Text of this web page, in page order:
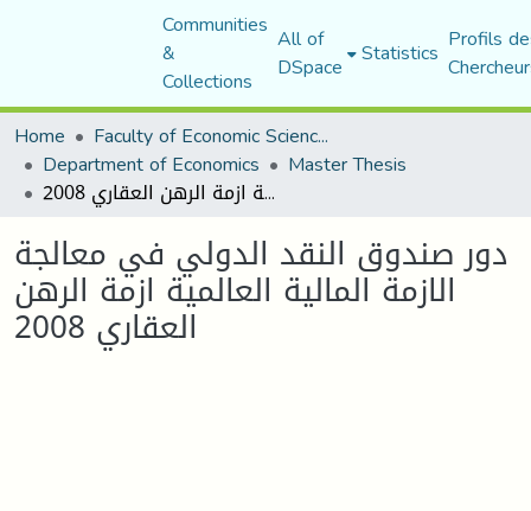
Communities
&
Collections
All of
DSpace Statistics Profils
Home
Faculty of Economic Sciences, Commerce and Management Sciences
Department of Economics Master Thesis
دور صندوق النقد الدولي في معالجة الازمة المالية العالمية ازمة الرهن العقاري 2008
دور صندوق النقد الدولي في معالجة
الازمة المالية العالمية ازمة الرهن
العقاري 2008